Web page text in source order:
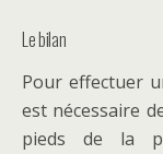
Le bilan
Pour effectuer
est nécessaire
pieds de la